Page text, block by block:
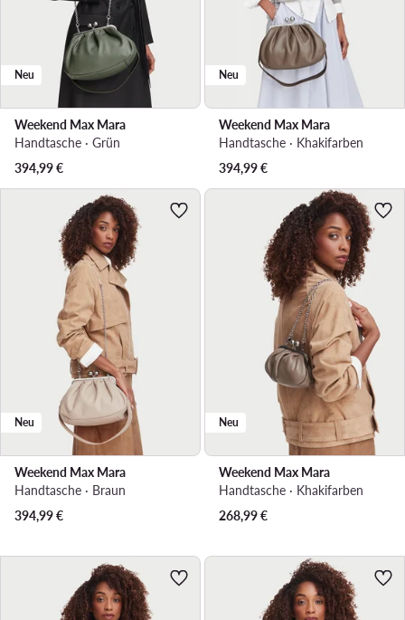
Neu
Weekend Max Mara
Handtasche · Grün
394,99€
Neu
Weekend Max Mara
Handtasche · Khakifarben
394,99€
Neu
Weekend Max Mara
Handtasche · Braun
394,99€
Neu
Weekend Max Mara
Handtasche · Khakifarben
268,99€